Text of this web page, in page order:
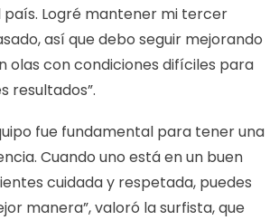
Logré mantener mi tercer
así que debo seguir mejorando
olas con condiciones difíciles para
resultados”.
fue fundamental para tener una
Cuando uno está en un buen
cuidada y respetada, puedes
manera”, valoró la surfista, que